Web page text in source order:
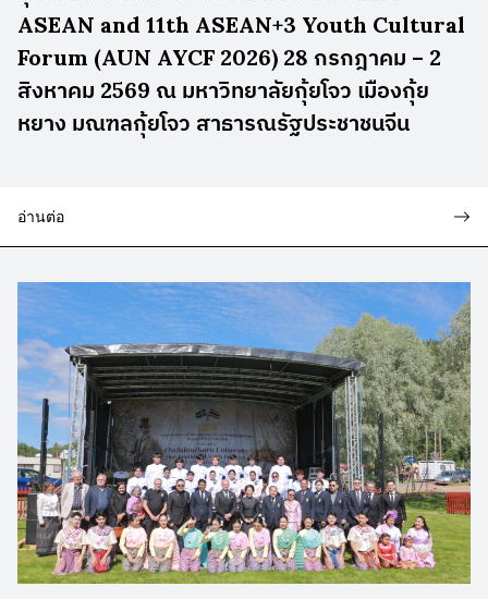
ASEAN and 11th ASEAN+3 Youth Cultural
Forum (AUN AYCF 2026) 28 กรกฎาคม – 2
สิงหาคม 2569 ณ มหาวิทยาลัยกุ้ยโจว เมืองกุ้ย
หยาง มณฑลกุ้ยโจว สาธารณรัฐประชาชนจีน
อ่านต่อ